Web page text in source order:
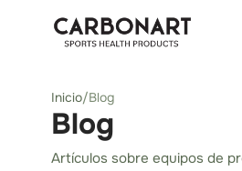
Inicio/Blog
Blog
Artículos sobre equipos de